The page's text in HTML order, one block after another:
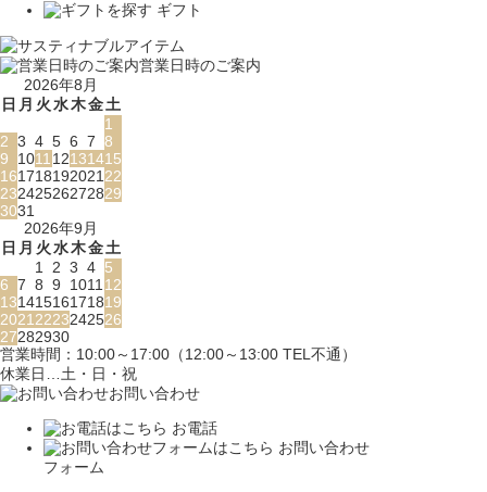
ギフト
営業日時のご案内
2026年8月
日 月 火水木金土
1
2 3 4 5 6 7 8
9
101112131415
16171819202122
23242526272829
3031
2026年9月
日 月 火水木金土
1 2 3 4 5
6 7 8 9 101112
13141516171819
20212223242526
27282930
営業時間：10:00～17:00（12:00～13:00 TEL不通）
休業日…土・日・祝
お問い合わせ
お電話
お問い合わせ
フォーム